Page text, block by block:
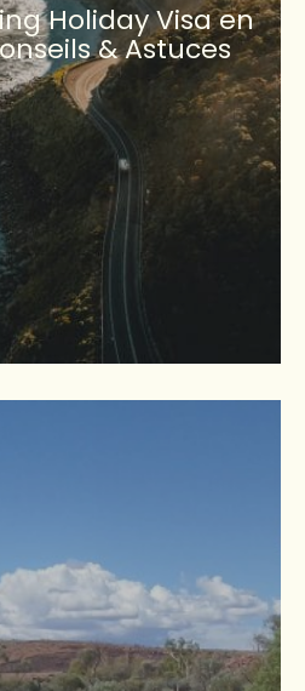
Holiday Visa en
& Astuces